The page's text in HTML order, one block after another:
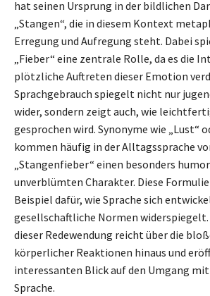
hat seinen Ursprung in der bildlichen
„Stangen“, die in diesem Kontext
Erregung und Aufregung steht. Dabei
„Fieber“ eine zentrale Rolle, da es die
plötzliche Auftreten dieser Emotion
Sprachgebrauch spiegelt nicht nur
wider, sondern zeigt auch, wie
gesprochen wird. Synonyme wie „Lust“
kommen häufig in der Alltagssprache
„Stangenfieber“ einen besonders
unverblümten Charakter. Diese
Beispiel dafür, wie Sprache sich
gesellschaftliche Normen widerspiegelt.
dieser Redewendung reicht über die
körperlicher Reaktionen hinaus und
interessanten Blick auf den Umgang
Sprache.